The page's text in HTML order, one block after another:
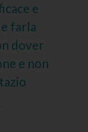
e
farla
dover
e non